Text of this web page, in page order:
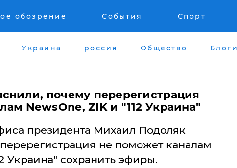
обозрение События Спорт
Украина россия Общество Блоги
почему перерегистрация
NewsOne, ZIK и "112 Украина"
президента Михаил Подоляк
не поможет каналам
Украина" сохранить эфиры.